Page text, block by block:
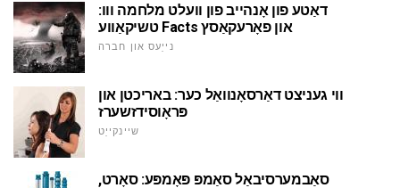
דאַטע פון אָנהייב פון וועלט מלחמה ווו:
טשיקאַווע Facts און פאָרעקאַסץ
נייַעס און חברה
ווי געניצט דאַרסאָנוואַל כער: באריכטן און
פּראָוסידזשערז
שיינקייַט
סאַבמערסיבאַל סאַמפּ פּאָמפּע: סאָרט,